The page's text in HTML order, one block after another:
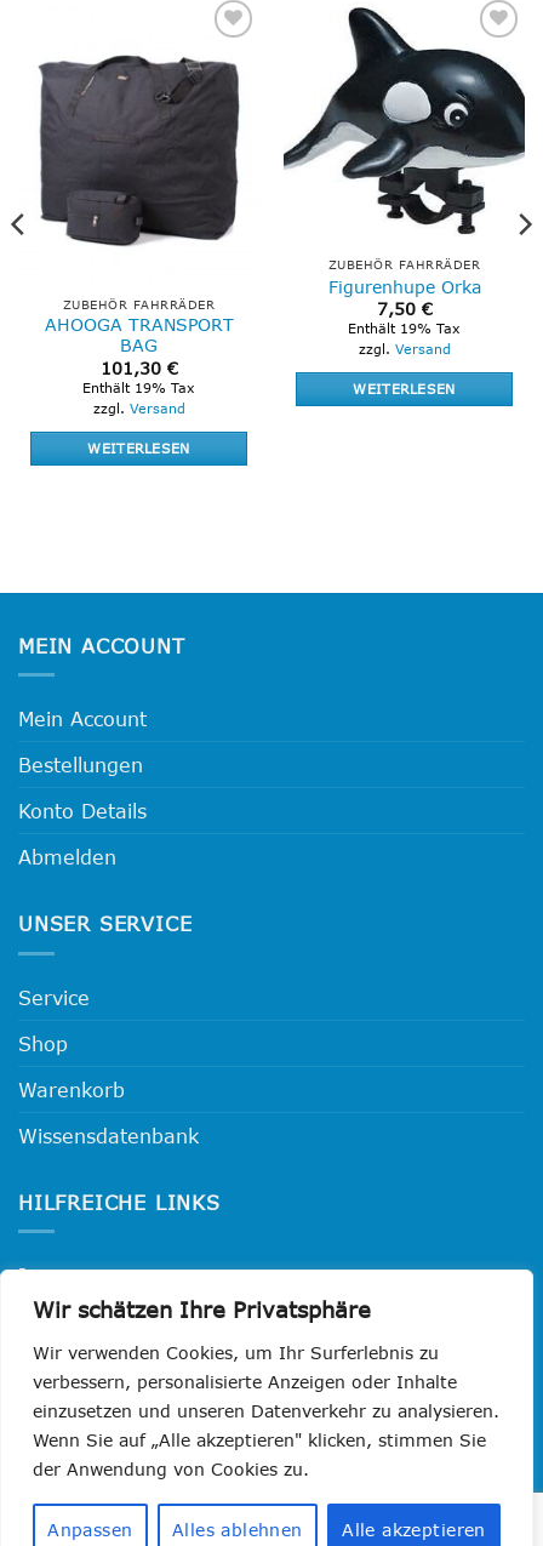
Wir schätzen Ihre Privatsphäre
Wir verwenden Cookies, um Ihr Surferlebnis zu
verbessern, personalisierte Anzeigen oder Inhalte
einzusetzen und unseren Datenverkehr zu analysieren.
Wenn Sie auf „Alle akzeptieren" klicken, stimmen Sie
der Anwendung von Cookies zu.
Anpassen Alles ablehnen Alle akzeptieren
wishlist
ZUBEHÖR FAHRRÄDER
AHOOGA TRANSPORT
BAG
101,30 €
Enthält 19% Tax
zzgl. Versand
WEITERLESEN
Add to
wishlist
ZUBEHÖR FAHRRÄDER
Figurenhupe Orka
7,50 €
Enthält 19% Tax
zzgl. Versand
WEITERLESEN
MEIN ACCOUNT
Mein Account
Bestellungen
Konto Details
Abmelden
UNSER SERVICE
Service
Shop
Warenkorb
Wissensdatenbank
HILFREICHE LINKS
Impressum
Datenschutzerklärung
AGB
Visa PayPal MasterCardCash
On
GiroPayKlarna